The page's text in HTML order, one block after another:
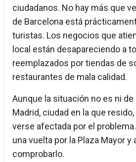
ciudadanos. No hay más que
de Barcelona está
turistas. Los negocios que
local están desapareciendo a
reemplazados por tiendas de
restaurantes de mala calidad.
Aunque la situación no es ni
Madrid, ciudad en la que
verse afectada por el
una vuelta por la Plaza Mayor y
comprobarlo.